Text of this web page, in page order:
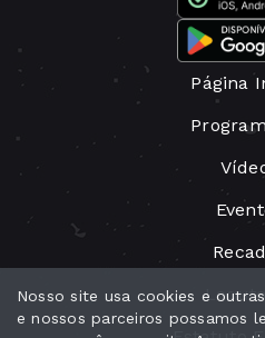
Página
Nosso site usa cookies e
e nossos parceiros possamos